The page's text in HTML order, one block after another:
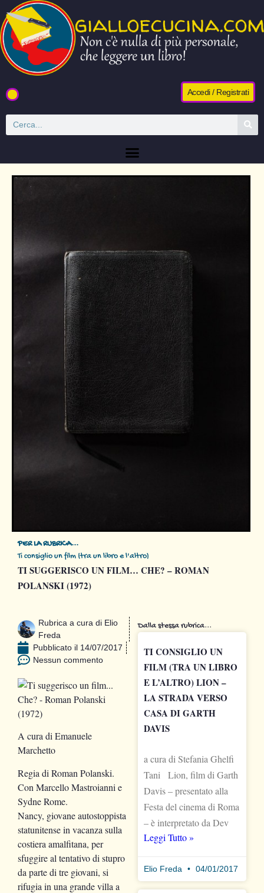
Accedi / Registrati
PER LA RUBRICA...
Ti consiglio un film (tra un libro e l'altro)
TI SUGGERISCO UN FILM… CHE? – ROMAN
POLANSKI (1972)
Rubrica a cura di Elio
Freda
Pubblicato il 14/07/2017
Nessun commento
A cura di Emanuele
Marchetto
Regia di Roman Polanski.
Con Marcello Mastroianni e
Sydne Rome.
Nancy, giovane autostoppista
statunitense in vacanza sulla
costiera amalfitana, per
sfuggire al tentativo di stupro
da parte di tre giovani, si
rifugia in una grande villa a
Dalla stessa rubrica...
TI CONSIGLIO UN
FILM (TRA UN LIBRO
E L’ALTRO) LION –
LA STRADA VERSO
CASA DI GARTH
DAVIS
a cura di Stefania Ghelfi
Tani Lion, film di Garth
Davis – presentato alla
Festa del cinema di Roma
– è interpretato da Dev
Leggi Tutto »
Elio Freda 04/01/2017